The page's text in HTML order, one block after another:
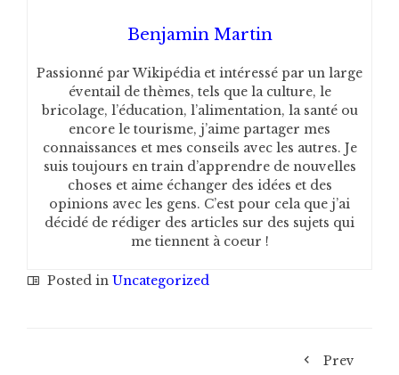
Benjamin Martin
Passionné par Wikipédia et intéressé par un large
éventail de thèmes, tels que la culture, le
bricolage, l’éducation, l’alimentation, la santé ou
encore le tourisme, j’aime partager mes
connaissances et mes conseils avec les autres. Je
suis toujours en train d’apprendre de nouvelles
choses et aime échanger des idées et des
opinions avec les gens. C’est pour cela que j’ai
décidé de rédiger des articles sur des sujets qui
me tiennent à coeur !
Posted in Uncategorized
Prev